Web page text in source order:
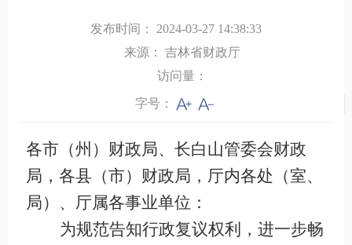
发布时间： 2024-03-27 14:38:33
来源：
吉林省财政厅
访问量：
字号：
各市（州）财政局、长白山管委会财政
局，各县（市）财政局， 厅内各处（室、
局）、厅属各事业单位：
为规范告知行政复议权利，进一步畅